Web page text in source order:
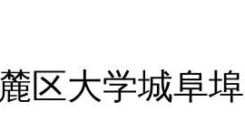
区大学城阜